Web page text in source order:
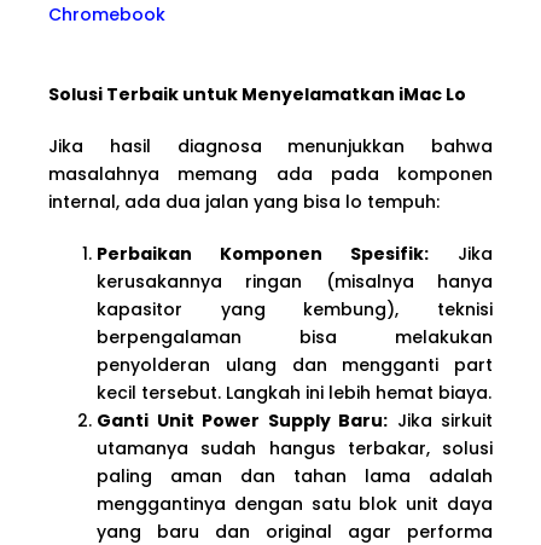
Chromebook
Solusi Terbaik untuk Menyelamatkan iMac Lo
Jika hasil diagnosa menunjukkan bahwa
masalahnya memang ada pada komponen
internal, ada dua jalan yang bisa lo tempuh:
Perbaikan Komponen Spesifik: Jika
kerusakannya ringan (misalnya hanya
kapasitor yang kembung), teknisi
berpengalaman bisa melakukan
penyolderan ulang dan mengganti part
kecil tersebut. Langkah ini lebih hemat biaya.
Ganti Unit Power Supply Baru: Jika sirkuit
utamanya sudah hangus terbakar, solusi
paling aman dan tahan lama adalah
menggantinya dengan satu blok unit daya
yang baru dan original agar performa